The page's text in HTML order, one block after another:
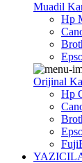
Muadil
Hp
Orijinal
Hp